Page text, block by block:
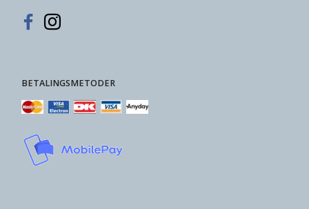
BETALINGSMETODER